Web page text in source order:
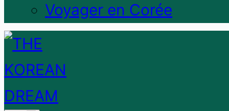
Voyager en Corée